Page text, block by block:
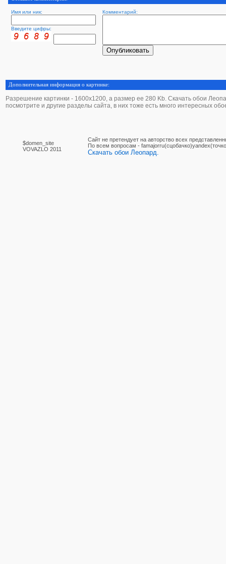
Имя или ник: Комментарий:
Введите цифры:
Дополнительная информация о картинке:
Разрешение картинки - 1600х1200, а размер ее 280 Kb. Скачать обои
посмотрите и другие разделы сайта, в них тоже есть много интересных
$domen_site
VOVAZLO 2011
Сайт не претендует на авторство всех
По вcем вопросам -
Скачать обои Леопард.